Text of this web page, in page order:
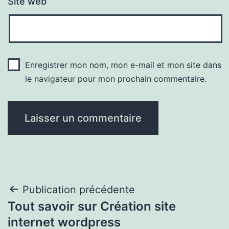
Enregistrer mon nom, mon e-mail et mon site dans
le navigateur pour mon prochain commentaire.
Navigation
de
Publication précédente
Tout savoir sur Création site
internet wordpress